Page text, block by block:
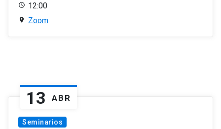
12:00
Zoom
13 ABR
Seminarios